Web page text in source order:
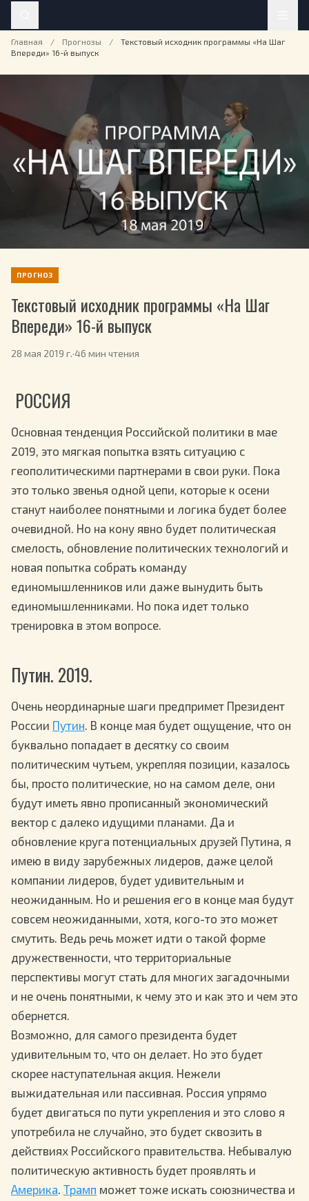
Главная / Прогнозы /
Текстовый исходник программы «На Шаг
Впереди» 16-й выпуск
ПРОГНОЗ
Текстовый исходник программы «На Шаг
Впереди» 16-й выпуск
28 мая 2019 г.·46 мин чтения
РОССИЯ
Основная тенденция Российской политики в мае
2019, это мягкая попытка взять ситуацию с
геополитическими партнерами в свои руки. Пока
это только звенья одной цепи, которые к осени
станут наиболее понятными и логика будет более
очевидной. Но на кону явно будет политическая
смелость, обновление политических технологий и
новая попытка собрать команду
единомышленников или даже вынудить быть
единомышленниками. Но пока идет только
тренировка в этом вопросе.
Путин. 2019.
Очень неординарные шаги предпримет Президент
России Путин. В конце мая будет ощущение, что он
буквально попадает в десятку со своим
политическим чутьем, укрепляя позиции, казалось
бы, просто политические, но на самом деле, они
будут иметь явно прописанный экономический
вектор с далеко идущими планами. Да и
обновление круга потенциальных друзей Путина, я
имею в виду зарубежных лидеров, даже целой
компании лидеров, будет удивительным и
неожиданным. Но и решения его в конце мая будут
совсем неожиданными, хотя, кого-то это может
смутить. Ведь речь может идти о такой форме
дружественности, что территориальные
перспективы могут стать для многих загадочными
и не очень понятными, к чему это и как это и чем это
обернется.
Возможно, для самого президента будет
удивительным то, что он делает. Но это будет
скорее наступательная акция. Нежели
выжидательная или пассивная. Россия упрямо
будет двигаться по пути укрепления и это слово я
употребила не случайно, это будет сквозить в
действиях Российского правительства. Небывалую
политическую активность будет проявлять и
Америка. Трамп может тоже искать союзничества и